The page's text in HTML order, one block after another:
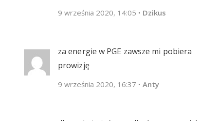
9 września 2020, 14:05 • Dzikus
za energie w PGE zawsze mi pobiera
prowizję
9 września 2020, 16:37 • Anty